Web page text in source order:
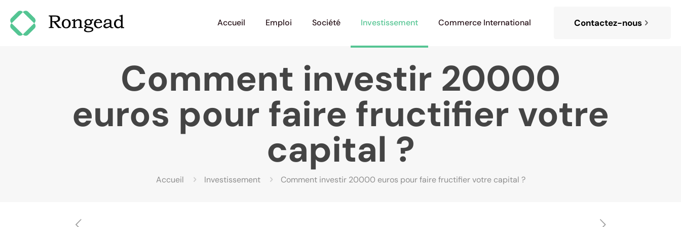
Accueil Emploi Société Investissement Commerce International Contactez-nous
Comment investir 20000
euros pour faire fructifier votre
capital ?
Accueil Investissement Comment investir 20000 euros pour faire fructifier votre capital ?